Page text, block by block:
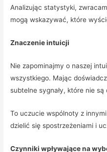
Analizując statystyki,
mogą wskazywać, które
Znaczenie intuicji
Nie zapominajmy o naszej
wszystkiego. Mając
subtelne sygnały, które nie
To uczucie wspólnoty z
dzielić się spostrzeżeniami i
Czynniki wpływające na